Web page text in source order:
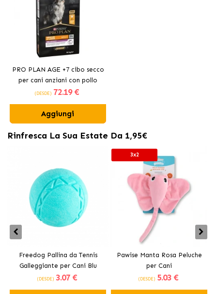
PRO PLAN AGE +7 cibo secco
per cani anziani con pollo
(DESDE) 72.19 €
Aggiungi
Rinfresca La Sua Estate Da 1,95€
Freedog Pallina da Tennis
Galleggiante per Cani Blu
(DESDE) 3.07 €
3x2
Pawise Manta Rosa Peluche
per Cani
(DESDE) 5.03 €